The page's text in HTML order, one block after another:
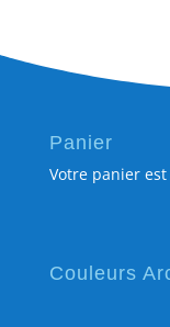
Panier
Votre panier est
Couleurs